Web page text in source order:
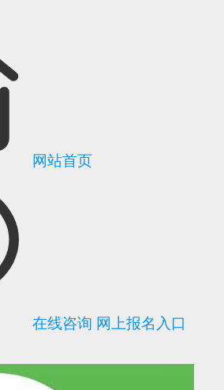
网络警察提醒你 诚信网站
网站首页
在线咨询 网上报名入口